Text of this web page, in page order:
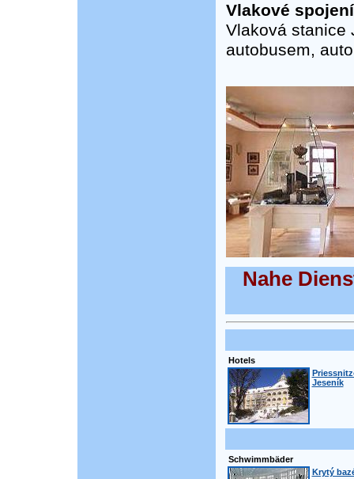
Vlakové
Vlaková stanice
autobusem,
Nahe
Hotels
Jeseník
Schwimmbäder
Krytý